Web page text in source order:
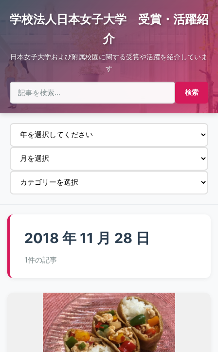
学校法人日本女子大学 受賞・活躍紹
介
日本女子大学および附属校園に関する受賞や活躍を紹介していま
す
2018 年 11 月 28 日
1件の記事